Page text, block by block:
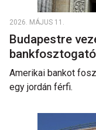
2026. MÁJUS 11.
Budapestre
Amerikai bankot
egy jordán férfi.